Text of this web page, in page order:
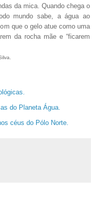
da mica. Quando chega o
mundo sabe, a água ao
que o gelo atue como uma
da rocha mãe e “ficarem
do Planeta Água.
céus do Pólo Norte.